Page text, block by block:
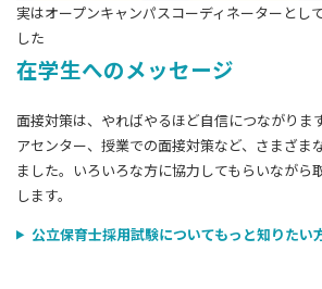
実はオープンキャンパスコーディネーターとし
した
在学生へのメッセージ
面接対策は、やればやるほど自信につながりま
アセンター、授業での面接対策など、さまざま
ました。いろいろな方に協力してもらいながら
します。
公立保育士採用試験についてもっと知りたい